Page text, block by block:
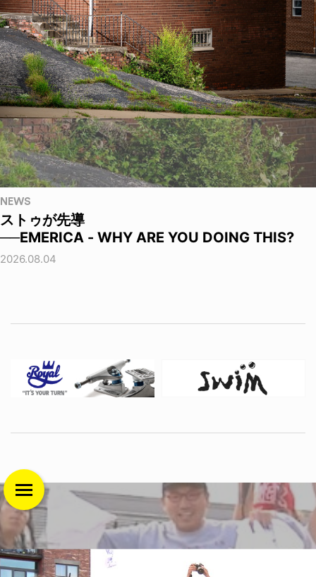
NEWS
ストゥが先導
──EMERICA - WHY ARE YOU DOING THIS?
2026.08.04